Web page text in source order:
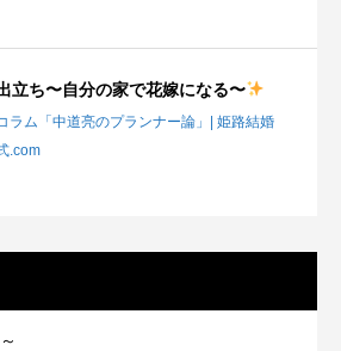
立ち〜自分の家で花嫁になる〜
ラム「中道亮のプランナー論」| 姫路結婚
.com